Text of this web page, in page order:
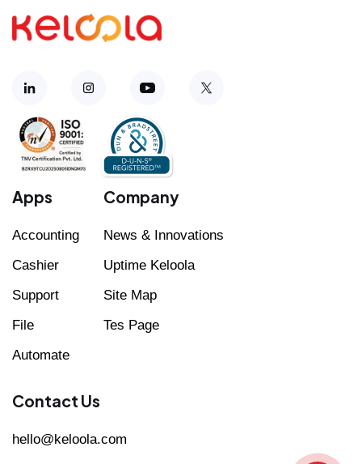
Apps
Accounting
Cashier
Support
File
Automate
Company
News & Innovations
Uptime Keloola
Site Map
Tes Page
Contact Us
hello@keloola.com